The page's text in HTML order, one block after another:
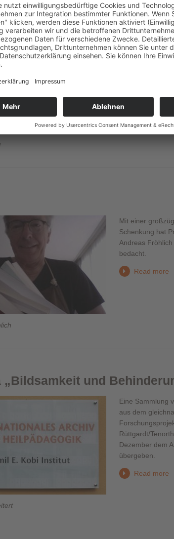
Archivs
Nach
wird am 15.
kleinen
Mit einer
Schenkung hat
Andreas
bedacht.
Read more
und
Eine Sammlung
aus dem
Rüttgardt/
Dezember dem
übergeben.
Read more